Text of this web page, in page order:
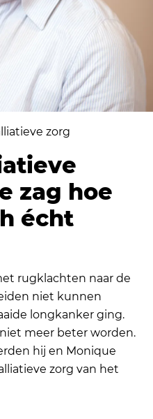
zorg
zag hoe
écht
rugklachten naar de
niet kunnen
longkanker ging.
meer beter worden.
hij en Monique
zorg van het